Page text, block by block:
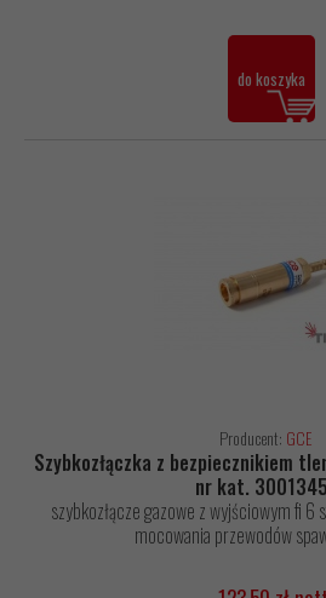
do koszyka
Producent: GCE
Szybkozłączka z bezpiecznikiem
nr kat.
szybkozłącze gazowe z wyjściowym fi 6
mocowania przewodów